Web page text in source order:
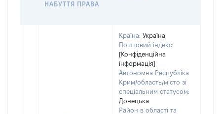
НАБУТТЯ ПРАВА
Країна: Україна
Поштовий індекс:
[Конфіденційна
інформація]
Автономна Республіка
Крим/область/місто зі
спеціальним статусом:
Донецька
Район в області та